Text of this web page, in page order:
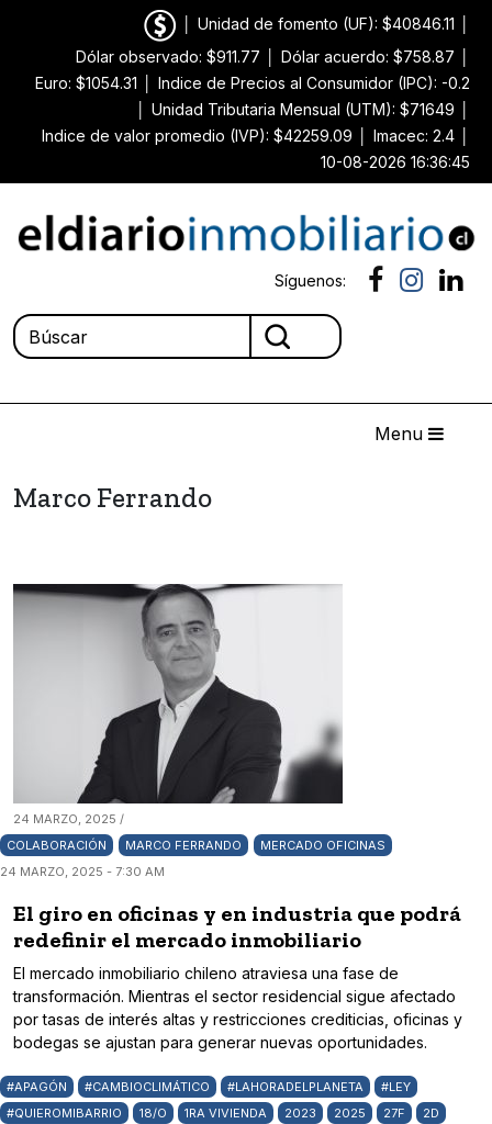
Unidad de fomento (UF): $40846.11
Dólar observado: $911.77
Dólar acuerdo: $758.87
Euro: $1054.31
Indice de Precios al Consumidor (IPC): -0.2
Unidad Tributaria Mensual (UTM): $71649
Indice de valor promedio (IVP): $42259.09
Imacec: 2.4
10-08-2026 16:36:45
Síguenos:
Menu
Marco Ferrando
24 MARZO, 2025 /
COLABORACIÓN
MARCO FERRANDO
MERCADO OFICINAS
24 MARZO, 2025 - 7:30 AM
El giro en oficinas y en industria que podrá
redefinir el mercado inmobiliario
El mercado inmobiliario chileno atraviesa una fase de
transformación. Mientras el sector residencial sigue afectado
por tasas de interés altas y restricciones crediticias, oficinas y
bodegas se ajustan para generar nuevas oportunidades.
#APAGÓN #CAMBIOCLIMÁTICO #LAHORADELPLANETA
#LEY
#QUIEROMIBARRIO
18/O 1RA VIVIENDA 2023 2025 27F
2D